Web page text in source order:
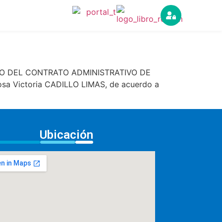
CONTRATO ADMINISTRATIVO DE
Victoria CADILLO LIMAS, de acuerdo a
Ubicación